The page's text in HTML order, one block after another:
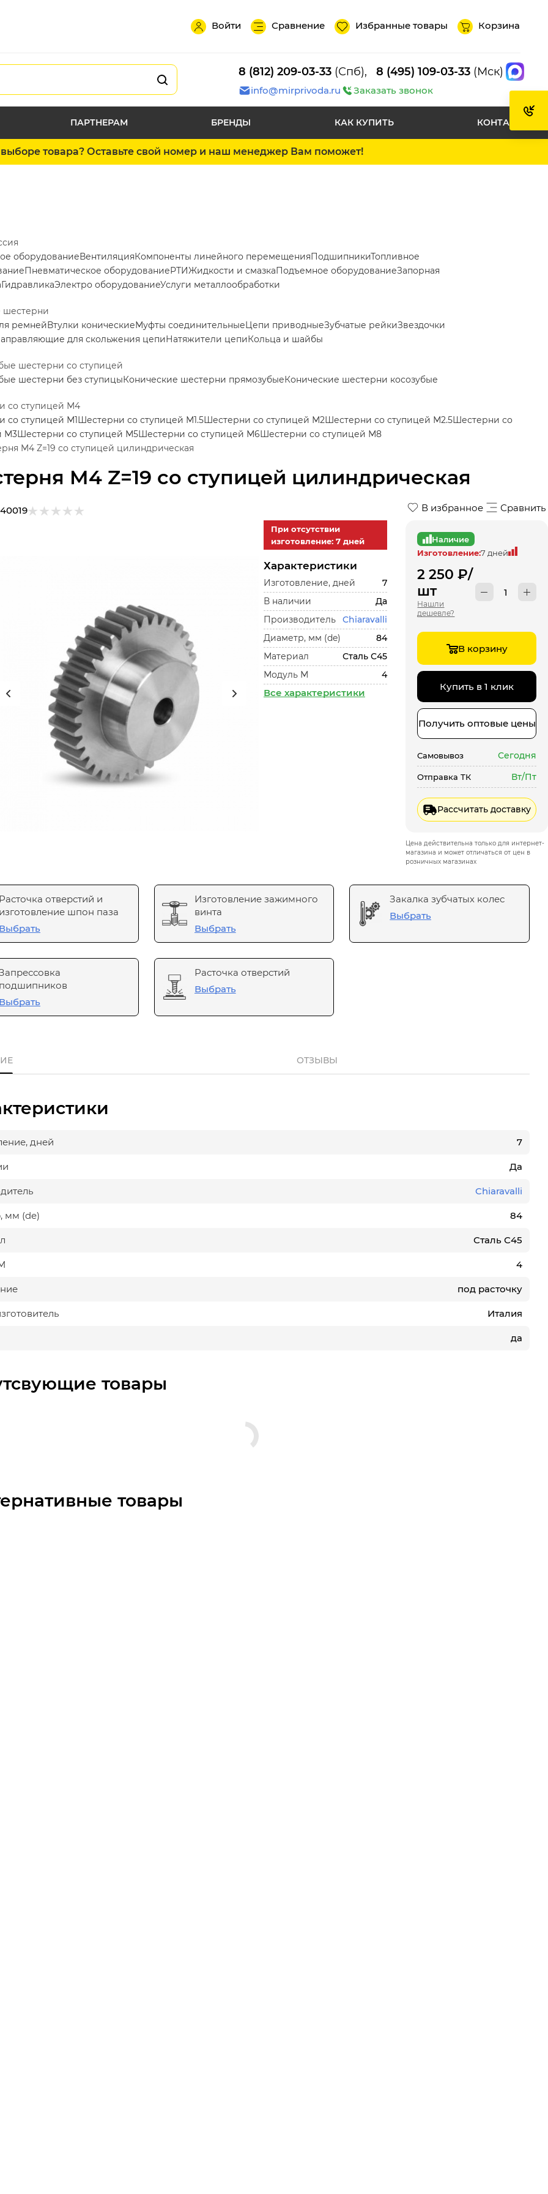
Войти Сравнение Избранные товары Корзина
8 (812) 209-03-33 (Спб), 8 (495) 109-03-33 (Мск)
info@mirprivoda.ru Заказать звонок
ПАРТНЕРАМ БРЕНДЫ КАК КУПИТЬ КОНТАКТЫ
товара? Оставьте свой номер и наш менеджер Вам поможет!
M4 Z=19 со ступицей цилиндрическая
оборудованиеВентиляцияКомпоненты линейного перемещенияПодшипникиТопливное
Пневматическое оборудованиеРТИЖидкости и смазкаПодъемное оборудованиеЗапорная
ГидравликаЭлектро оборудованиеУслуги металлообработки
шестерни
ремнейВтулки коническиеМуфты соединительныеЦепи приводныеЗубчатые рейкиЗвездочки
для скольжения цепиНатяжители цепиКольца и шайбы
шестерни со ступицей
шестерни без ступицыКонические шестерни прямозубыеКонические шестерни косозубые
со ступицей М4
со ступицей М1Шестерни со ступицей М1.5Шестерни со ступицей М2Шестерни со ступицей М2.5Шестерни со
М3Шестерни со ступицей М5Шестерни со ступицей М6Шестерни со ступицей М8
M4 Z=19 со ступицей цилиндрическая
В избранное Сравнить
При отсутствии
изготовление: 7 дней
Характеристики
Изготовление, дней
7
В наличии
Да
Производитель
Chiaravalli
Диаметр, мм (de)
84
Материал
Сталь С45
Модуль М
4
Все характеристики
Наличие
Изготовление:7 дней
2 250 ₽/
шт
Нашли
дешевле?
В корзину
Купить в 1 клик
Получить оптовые цены
Самовывоз Сегодня
Отправка ТК Вт/Пт
Рассчитать доставку
Цена действительна только для интернет-
магазина и может отличаться от цен в
розничных магазинах
Расточка отверстий и
изготовление шпон паза
Выбрать
Изготовление зажимного
винта
Выбрать
Закалка зубчатых колес
Выбрать
подшипников
Выбрать
Расточка отверстий
Выбрать
ОТЗЫВЫ
дней 7
Да
Chiaravalli
мм (de) 84
Сталь С45
4
под расточку
Италия
да
товары
товары